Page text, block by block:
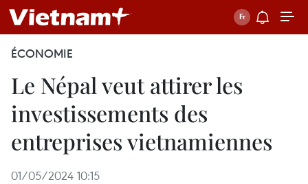
ÉCONOMIE
Le Népal veut attirer les
investissements des
entreprises vietnamiennes
01/05/2024 10:15